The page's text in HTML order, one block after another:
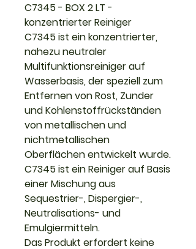
C7345 - BOX 2 LT -
konzentrierter Reiniger
C7345 ist ein konzentrierter,
nahezu neutraler
Multifunktionsreiniger auf
Wasserbasis, der speziell zum
Entfernen von Rost, Zunder
und Kohlenstoffrückständen
von metallischen und
nichtmetallischen
Oberflächen entwickelt wurde.
C7345 ist ein Reiniger auf Basis
einer Mischung aus
Sequestrier-, Dispergier-,
Neutralisations- und
Emulgiermitteln.
Das Produkt erfordert keine